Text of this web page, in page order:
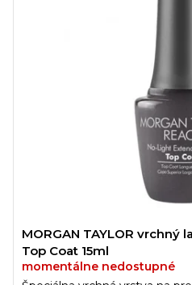
MORGAN TAYLOR vrchný
Top Coat 15ml
momentálne nedostupné